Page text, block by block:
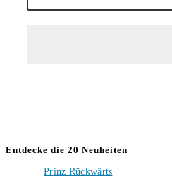
Entdecke die 20 Neuheiten
Prinz Rückwärts